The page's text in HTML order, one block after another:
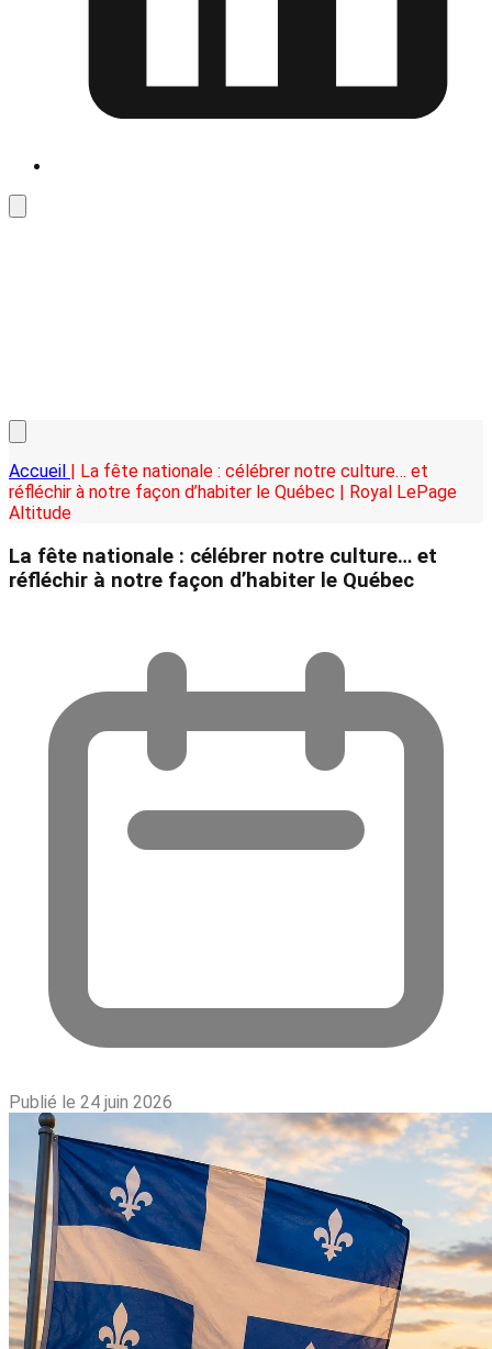
Accueil | La fête nationale : célébrer notre culture… et
réfléchir à notre façon d’habiter le Québec | Royal LePage
Altitude
La fête nationale : célébrer notre culture… et
réfléchir à notre façon d’habiter le Québec
Publié le 24 juin 2026